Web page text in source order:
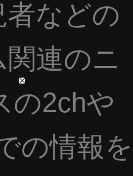
者などの
連のニ
の2chや
の情報を